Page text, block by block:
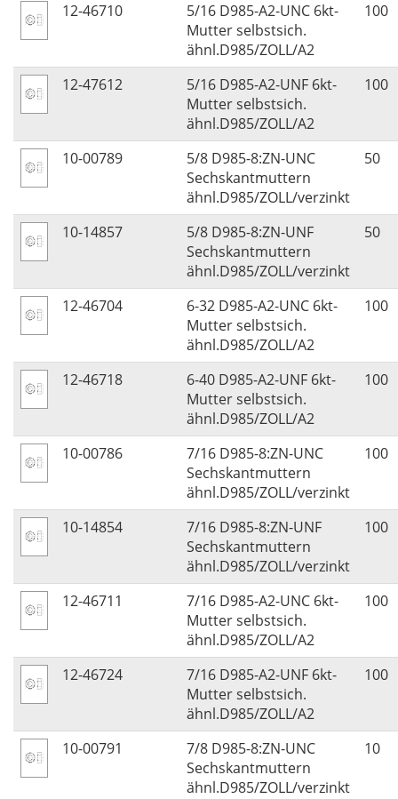
12-46710
5/16 D985-A2-UNC 6kt-
Mutter selbstsich.
ähnl.D985/ZOLL/A2
100
12-47612
5/16 D985-A2-UNF 6kt-
Mutter selbstsich.
ähnl.D985/ZOLL/A2
100
10-00789
5/8 D985-8:ZN-UNC
Sechskantmuttern
ähnl.D985/ZOLL/verzinkt
50
10-14857
5/8 D985-8:ZN-UNF
Sechskantmuttern
ähnl.D985/ZOLL/verzinkt
50
12-46704
6-32 D985-A2-UNC 6kt-
Mutter selbstsich.
ähnl.D985/ZOLL/A2
100
12-46718
6-40 D985-A2-UNF 6kt-
Mutter selbstsich.
ähnl.D985/ZOLL/A2
100
10-00786
7/16 D985-8:ZN-UNC
Sechskantmuttern
ähnl.D985/ZOLL/verzinkt
100
10-14854
7/16 D985-8:ZN-UNF
Sechskantmuttern
ähnl.D985/ZOLL/verzinkt
100
12-46711
7/16 D985-A2-UNC 6kt-
Mutter selbstsich.
ähnl.D985/ZOLL/A2
100
12-46724
7/16 D985-A2-UNF 6kt-
Mutter selbstsich.
ähnl.D985/ZOLL/A2
100
10-00791
7/8 D985-8:ZN-UNC
Sechskantmuttern
ähnl.D985/ZOLL/verzinkt
10